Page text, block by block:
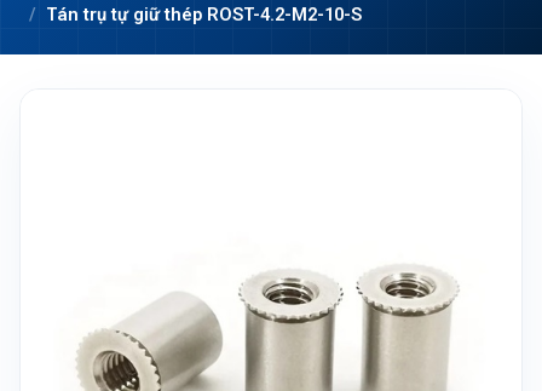
Tán trụ tự giữ thép ROST-4.2-M2-10-S